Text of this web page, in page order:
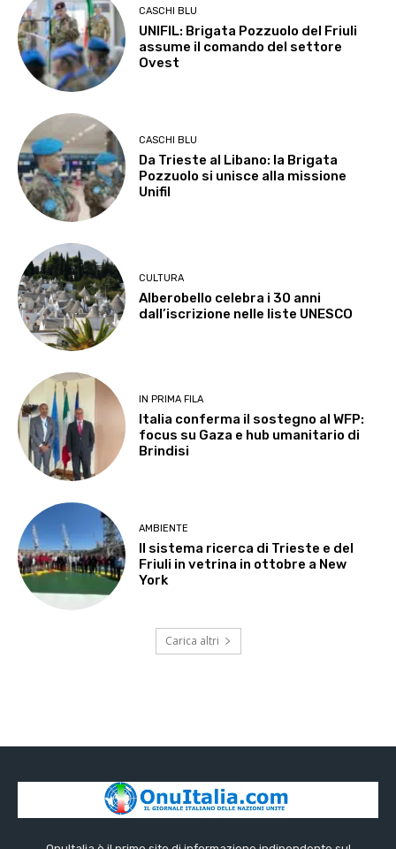
CASCHI BLU
UNIFIL: Brigata Pozzuolo del Friuli
assume il comando del settore
Ovest
CASCHI BLU
Da Trieste al Libano: la Brigata
Pozzuolo si unisce alla missione
Unifil
CULTURA
Alberobello celebra i 30 anni
dall’iscrizione nelle liste UNESCO
IN PRIMA FILA
Italia conferma il sostegno al WFP:
focus su Gaza e hub umanitario di
Brindisi
AMBIENTE
Il sistema ricerca di Trieste e del
Friuli in vetrina in ottobre a New
York
Carica altri